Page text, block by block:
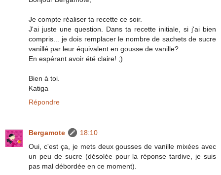
Je compte réaliser ta recette ce soir.
J'ai juste une question. Dans ta recette initiale, si j'ai bien
compris... je dois remplacer le nombre de sachets de sucre
vanillé par leur équivalent en gousse de vanille?
En espérant avoir été claire! ;)
Bien à toi.
Katiga
Répondre
Bergamote
18:10
Oui, c'est ça, je mets deux gousses de vanille mixées avec
un peu de sucre (désolée pour la réponse tardive, je suis
pas mal débordée en ce moment).